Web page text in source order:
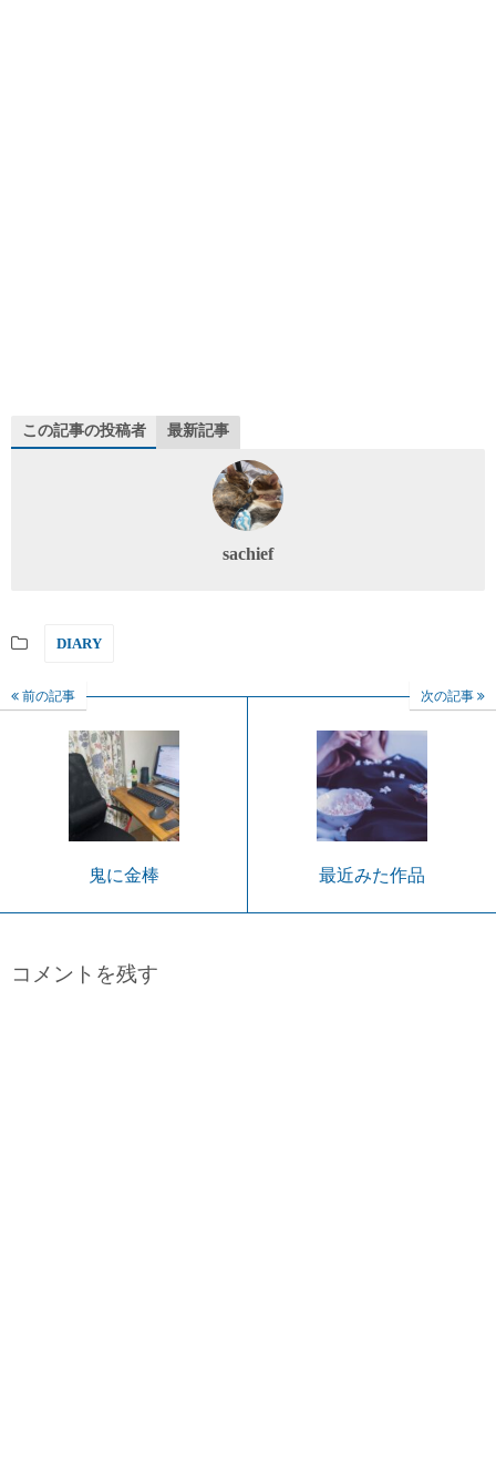
この記事の投稿者 最新記事
sachief
DIARY
前の記事
鬼に金棒
次の記事
最近みた作品
コメントを残す